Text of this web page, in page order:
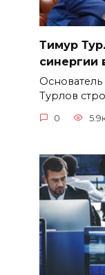
Тимур
синергии
Турлов
0